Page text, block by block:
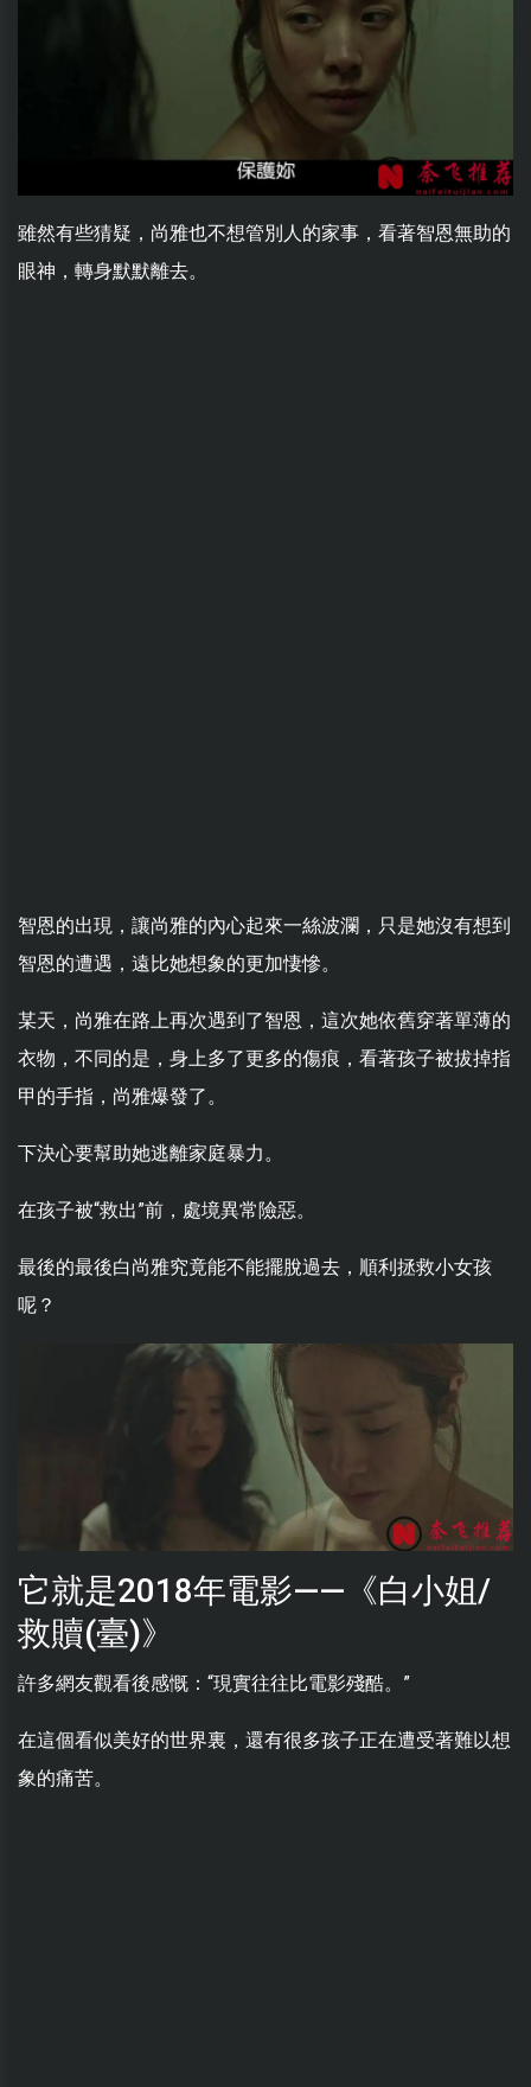
雖然有些猜疑，尚雅也不想管別人的家事，看著智恩無助的
眼神，轉身默默離去。
智恩的出現，讓尚雅的內心起來一絲波瀾，只是她沒有想到
智恩的遭遇，遠比她想象的更加悽慘。
某天，尚雅在路上再次遇到了智恩，這次她依舊穿著單薄的
衣物，不同的是，身上多了更多的傷痕，看著孩子被拔掉指
甲的手指，尚雅爆發了。
下決心要幫助她逃離家庭暴力。
在孩子被“救出”前，處境異常險惡。
最後的最後白尚雅究竟能不能擺脫過去，順利拯救小女孩
呢？
它就是2018年電影——《白小姐/
救贖(臺)》
許多網友觀看後感慨：“現實往往比電影殘酷。”
在這個看似美好的世界裏，還有很多孩子正在遭受著難以想
象的痛苦。